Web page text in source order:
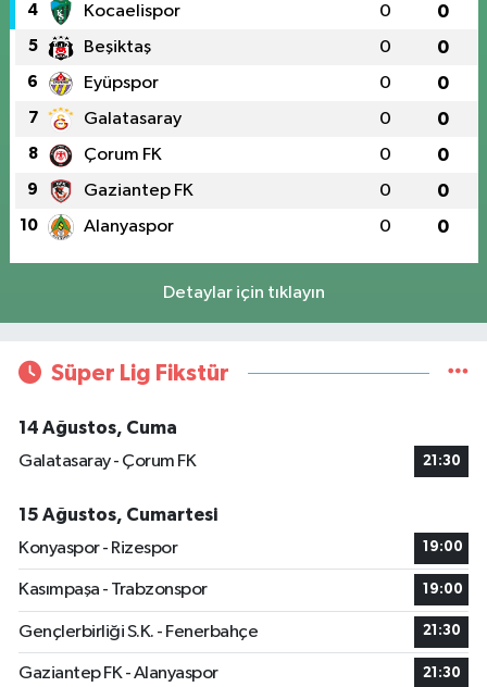
4 Kocaelispor 0 0
5 Beşiktaş 0 0
6 Eyüpspor 0 0
7 Galatasaray 0 0
8 Çorum FK 0 0
9 Gaziantep FK 0 0
10 Alanyaspor 0 0
Detaylar için tıklayın
Süper Lig Fikstür
14 Ağustos, Cuma
Galatasaray - Çorum FK
21:30
15 Ağustos, Cumartesi
Konyaspor - Rizespor
19:00
Kasımpaşa - Trabzonspor 19:00
Gençlerbirliği S.K. - Fenerbahçe 21:30
Gaziantep FK - Alanyaspor 21:30